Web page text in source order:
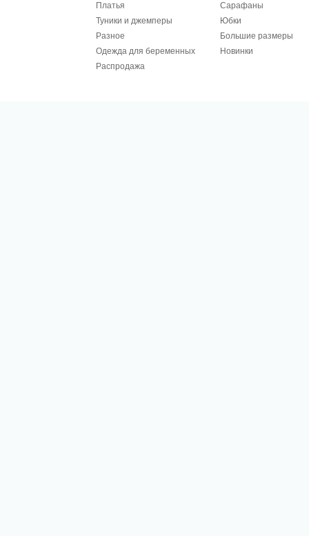
Платья
Сарафаны
Туники и джемперы
Юбки
Разное
Большие размеры
Одежда для беременных
Новинки
Распродажа